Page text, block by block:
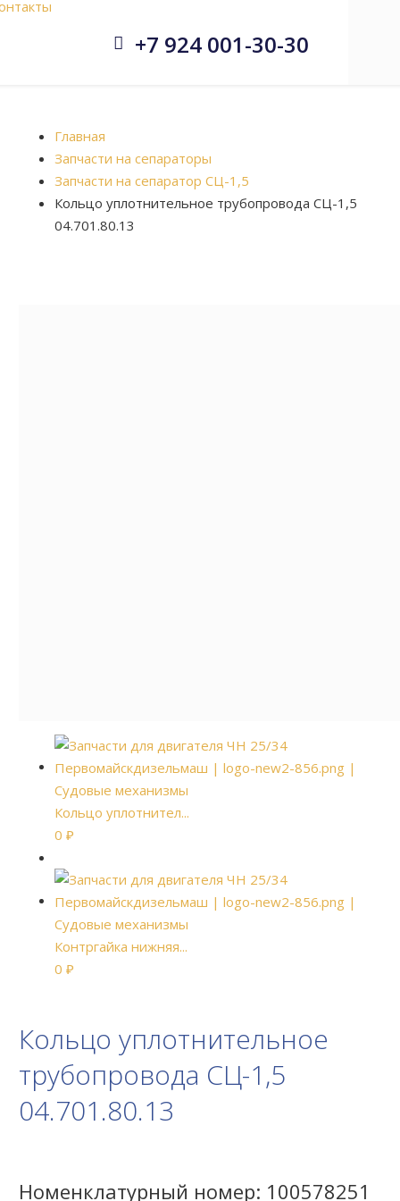

 +7 924 001-30-30
Главная
Запчасти на сепараторы
Запчасти на сепаратор СЦ-1,5
Кольцо уплотнительное трубопровода СЦ-1,5
04.701.80.13
Кольцо уплотнител...
0 ₽
Контргайка нижняя...
0 ₽
Кольцо уплотнительное
трубопровода СЦ-1,5
04.701.80.13
Номенклатурный номер: 100578251